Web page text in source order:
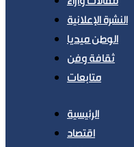
النشرة الإعلانية
الوطن ميديا
ثقافة وفن
متابعات
الرئيسية
اقتصاد